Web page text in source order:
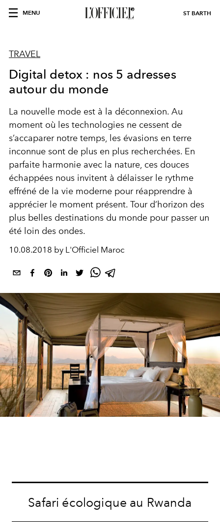
MENU ST BARTH
TRAVEL
Digital detox : nos 5 adresses
autour du monde
La nouvelle mode est à la déconnexion. Au
moment où les technologies ne cessent de
s’accaparer notre temps, les évasions en terre
inconnue sont de plus en plus recherchées. En
parfaite harmonie avec la nature, ces douces
échappées nous invitent à délaisser le rythme
effréné de la vie moderne pour réapprendre à
apprécier le moment présent. Tour d’horizon des
plus belles destinations du monde pour passer un
été loin des ondes.
10.08.2018 by L'Officiel Maroc
Safari écologique au Rwanda